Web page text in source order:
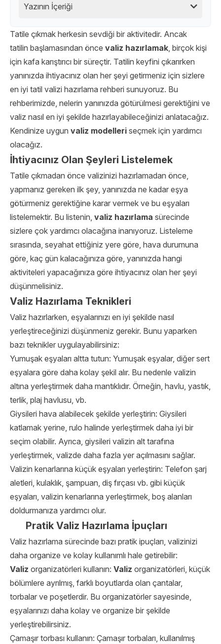
Yazının İçeriği
Tatile çıkmak herkesin sevdiği bir aktivitedir. Ancak
tatilin başlamasından önce valiz hazırlamak, birçok kişi
için kafa karıştırıcı bir süreçtir. Tatilin keyfini çıkarırken
yanınızda ihtiyacınız olan her şeyi getirmeniz için sizlere
en iyi tatil valizi hazırlama rehberi sunuyoruz. Bu
rehberimizde, nelerin yanınızda götürülmesi gerektiğini ve
valiz nasıl en iyi şekilde hazırlayabileceğinizi anlatacağız.
Kendinize uygun valiz modelleri seçmek için yardımcı
olacağız.
İhtiyacınız Olan Şeyleri Listelemek
Tatile çıkmadan önce valizinizi hazırlamadan önce,
yapmanız gereken ilk şey, yanınızda ne kadar eşya
götürmeniz gerektiğine karar vermek ve bu eşyaları
listelemektir. Bu listenin, valiz hazırlama sürecinde
sizlere çok yardımcı olacağına inanıyoruz. Listeleme
sırasında, seyahat ettiğiniz yere göre, hava durumuna
göre, kaç gün kalacağınıza göre, yanınızda hangi
aktiviteleri yapacağınıza göre ihtiyacınız olan her şeyi
düşünmelisiniz.
Valiz Hazırlama Teknikleri
Valiz hazırlarken, eşyalarınızı en iyi şekilde nasıl
yerleştireceğinizi düşünmeniz gerekir. Bunu yaparken
bazı teknikler uygulayabilirsiniz:
Yumuşak eşyaları altta tutun: Yumuşak eşyalar, diğer sert
eşyalara göre daha kolay şekil alır. Bu nedenle valizin
altına yerleştirmek daha mantıklıdır. Örneğin, havlu, yastık,
terlik, plaj havlusu, vb.
Giysileri hava alabilecek şekilde yerleştirin: Giysileri
katlamak yerine, rulo halinde yerleştirmek daha iyi bir
seçim olabilir. Ayrıca, giysileri valizin alt tarafına
yerleştirmek, valizde daha fazla yer açılmasını sağlar.
Valizin kenarlarına küçük eşyaları yerleştirin: Telefon şarj
aletleri, kulaklık, şampuan, diş fırçası vb. gibi küçük
eşyaları, valizin kenarlarına yerleştirmek, boş alanları
doldurmanıza yardımcı olur.
Pratik Valiz Hazırlama İpuçları
Valiz hazırlama sürecinde bazı pratik ipuçları, valizinizi
daha organize ve kolay kullanımlı hale getirebilir:
Valiz organizatörleri kullanın: Valiz organizatörleri, küçük
bölümlere ayrılmış, farklı boyutlarda olan çantalar,
torbalar ve poşetlerdir. Bu organizatörler sayesinde,
eşyalarınızı daha kolay ve organize bir şekilde
yerleştirebilirsiniz.
Çamaşır torbası kullanın: Çamaşır torbaları, kullanılmış